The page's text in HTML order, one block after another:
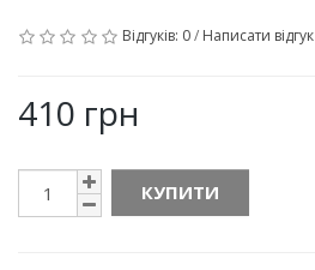
Відгуків: 0/ Написати відгук
410 грн
КУПИТИ